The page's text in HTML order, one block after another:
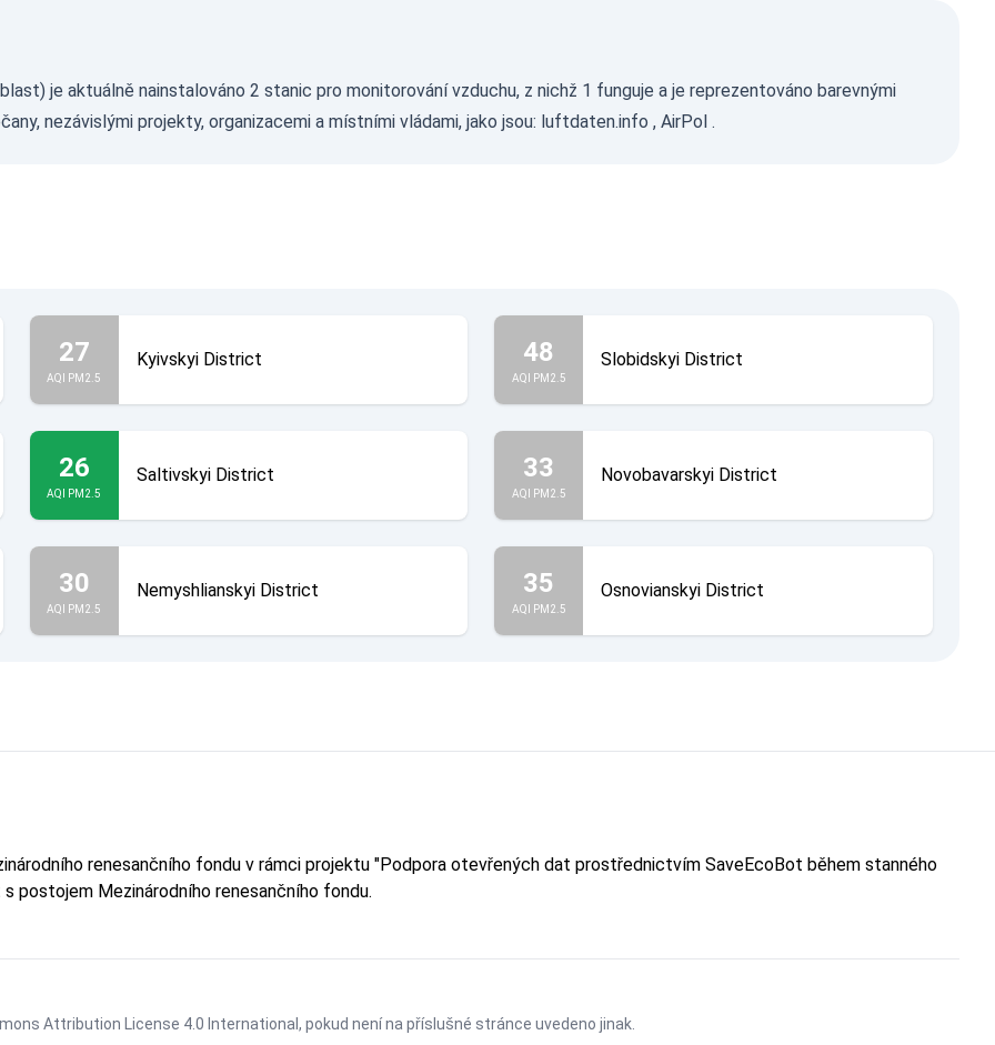
je aktuálně nainstalováno 2 stanic pro monitorování vzduchu, z nichž 1 funguje a je reprezentováno barevnými
nezávislými projekty, organizacemi a místními vládami, jako jsou: luftdaten.info , AirPol .
27
AQI PM2.5
Kyivskyi District 48
AQI PM2.5
Slobidskyi District
26
AQI PM2.5
Saltivskyi District 33
AQI PM2.5
Novobavarskyi District
30
AQI PM2.5
Nemyshlianskyi District 35
AQI PM2.5
Osnovianskyi District
renesančního fondu v rámci projektu "Podpora otevřených dat prostřednictvím SaveEcoBot během stanného
postojem Mezinárodního renesančního fondu.
Attribution License 4.0 International , pokud není na příslušné stránce uvedeno jinak.